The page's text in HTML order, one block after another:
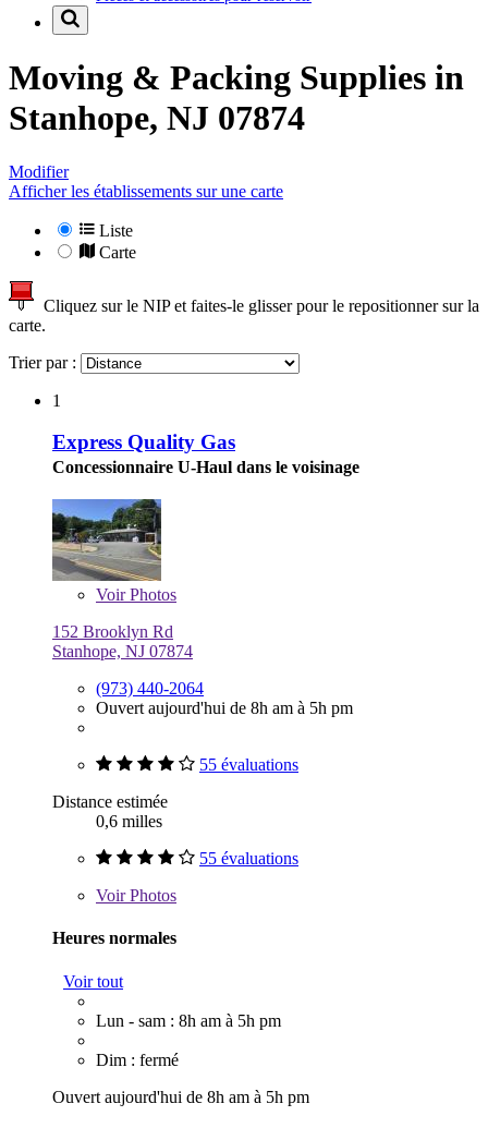
Moving & Packing Supplies in
Stanhope, NJ 07874
Modifier
Afficher les établissements sur une carte
Liste
Carte
Cliquez sur le NIP et faites-le glisser pour le repositionner sur la
carte.
Trier par :
1
Express Quality Gas
Concessionnaire U-Haul dans le voisinage
VoirPhotos
152 Brooklyn Rd
Stanhope, NJ 07874
(973) 440-2064
Ouvert aujourd'hui de 8h am à 5h pm
55 évaluations
Distance estimée
0,6 milles
55 évaluations
VoirPhotos
Heures normales
Voir tout
Lun - sam : 8h am à 5h pm
Dim : fermé
Ouvert aujourd'hui de 8h am à 5h pm